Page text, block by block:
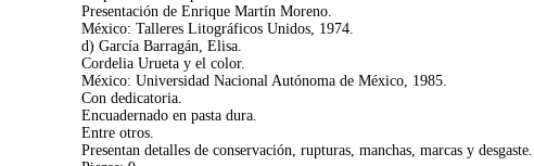
Presentación de Enrique Martín Moreno.
México: Talleres Litográficos Unidos, 1974.
d) García Barragán, Elisa.
Cordelia Urueta y el color.
México: Universidad Nacional Autónoma de México, 1985.
Con dedicatoria.
Encuadernado en pasta dura.
Entre otros.
Presentan detalles de conservación, rupturas, manchas, marcas y desgaste.